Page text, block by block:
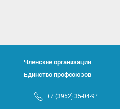
Членские организации
Единство профсоюзов
+7 (3952) 35-04-97